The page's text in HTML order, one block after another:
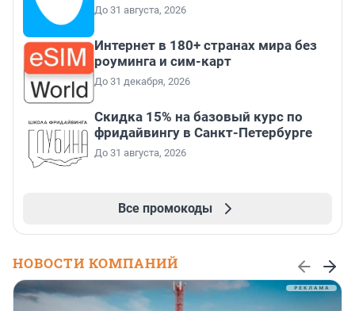
До 31 августа, 2026
Интернет в 180+ странах мира без
роуминга и сим-карт
До 31 декабря, 2026
Скидка 15% на базовый курс по
фридайвингу в Санкт-Петербурге
До 31 августа, 2026
Все промокоды
НОВОСТИ КОМПАНИЙ